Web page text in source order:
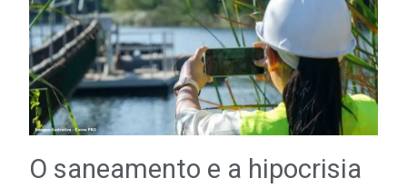
O saneamento e a hipocrisia